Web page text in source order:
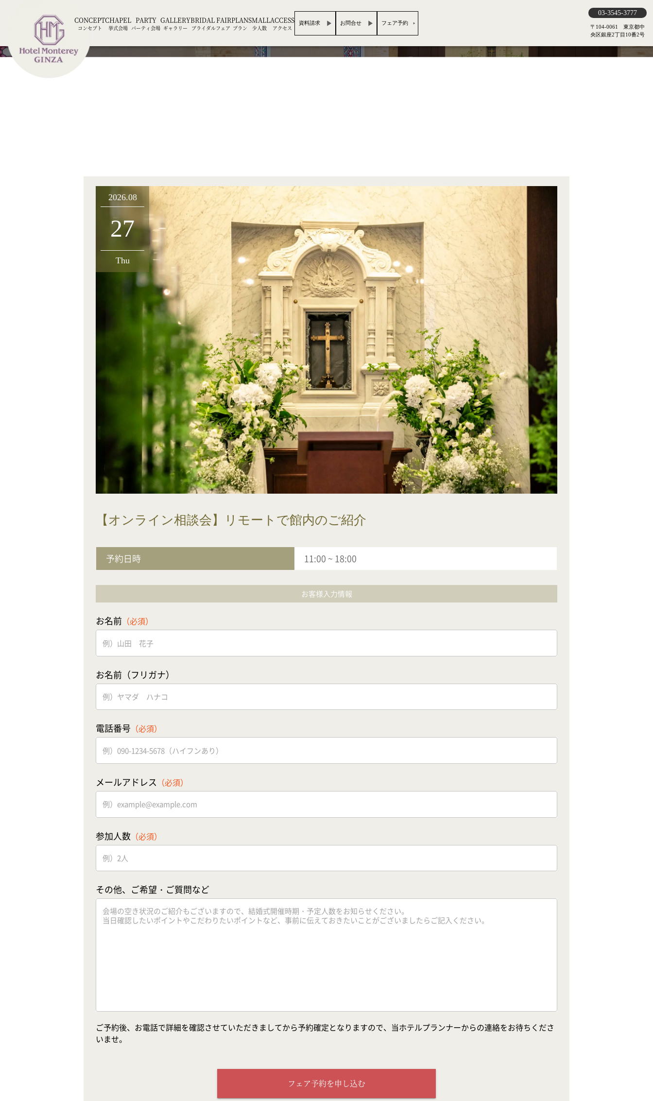
CONCEPT
コンセプト
CHAPEL
挙式会場
PARTY
パーティ会場
GALLERY
ギャラリー
BRIDAL FAIR
ブライダルフェア
PLAN
プラン
SMALL
少人数
ACCESS
アクセス
資料請求 お問合せ フェア予約
03-3545-3777
〒104-0061 東京都中
央区銀座2丁目10番2号
2026.08
27
Thu
【オンライン相談会】リモートで館内のご紹介
予約日時 11:00 ~ 18:00
お客様入力情報
お名前 （必須）
お名前（フリガナ）
電話番号 （必須）
メールアドレス （必須）
参加人数 （必須）
その他、ご希望・ご質問など
ご予約後、お電話で詳細を確認させていただきましてから予約確定となりますので、当ホテルプランナーからの連絡をお待ちくださ
いませ。
フェア予約を申し込む